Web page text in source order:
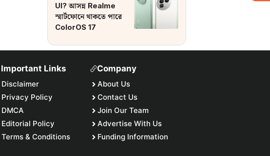
UI? আসন্ন Realme
স্মার্টফোনে থাকতে পারে
ColorOS 17
Important Links
Disclaimer
Privacy Policy
DMCA
Editorial Policy
Terms & Conditions
Company
About Us
Contact Us
Join Our Team
Advertise With Us
Funding Information